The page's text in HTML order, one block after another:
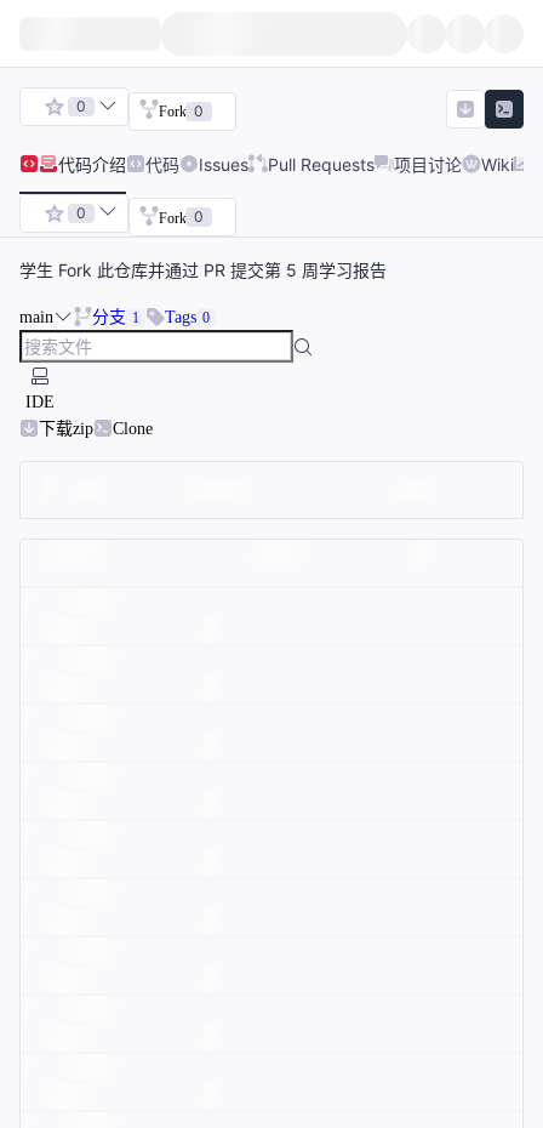
0 Fork 0
代码介绍 代码 Issues Pull Requests 项目讨论 Wiki
0 Fork 0
学生 Fork 此仓库并通过 PR 提交第 5 周学习报告
main 分支 1 Tags 0
IDE
下载zip
Clone